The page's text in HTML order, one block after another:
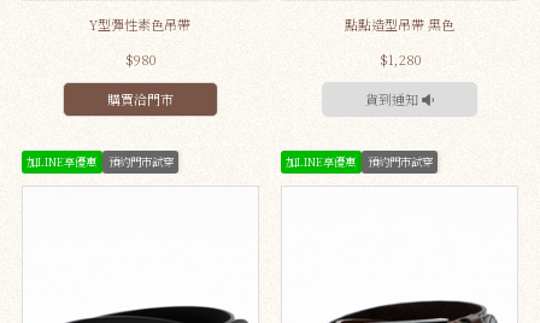
Y型彈性素色吊帶
$980
購買洽門市
點點造型吊帶 黑色
$1,280
貨到通知
加LINE享優惠 預約門市試穿 加LINE享優惠 預約門市試穿